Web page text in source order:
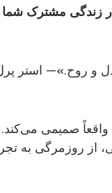
و روح.»— استر
در یک رابطه، رابطه
به تجربه‌ای